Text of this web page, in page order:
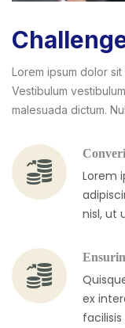
Lorem ipsum dolor
Vestibulum
malesuada dictum.
Lorem
nisl, ut
ex